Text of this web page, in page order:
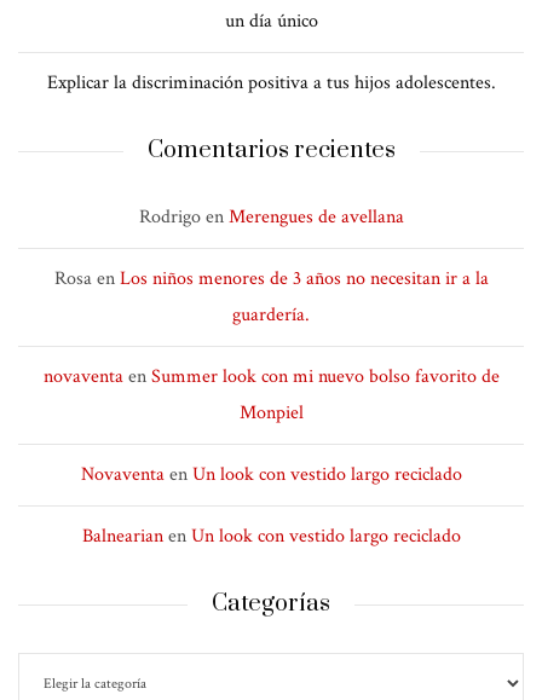
un día único
Explicar la discriminación positiva a tus hijos adolescentes.
Comentarios recientes
RodrigoenMerengues de avellana
RosaenLos niños menores de 3 años no necesitan ir a la
guardería.
novaventaenSummer look con mi nuevo bolso favorito de
Monpiel
NovaventaenUn look con vestido largo reciclado
BalnearianenUn look con vestido largo reciclado
Categorías